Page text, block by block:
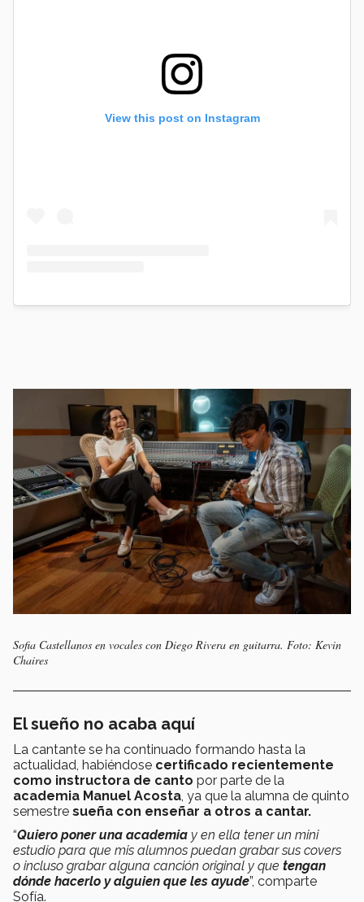
View this post on Instagram
Sofia Castellanos en vocales con Diego Rivera en guitarra. Foto: Kevin
Chaires
El sueño no acaba aquí
La cantante se ha continuado formando hasta la
actualidad, habiéndose certificado recientemente
como instructora de canto por parte de la
academia Manuel Acosta, ya que la alumna de quinto
semestre sueña con enseñar a otros a cantar.
“Quiero poner una academia y en ella tener un mini
estudio para que mis alumnos puedan grabar sus covers
o incluso grabar alguna canción original y que tengan
dónde hacerlo y alguien que les ayude”, comparte
Sofía.